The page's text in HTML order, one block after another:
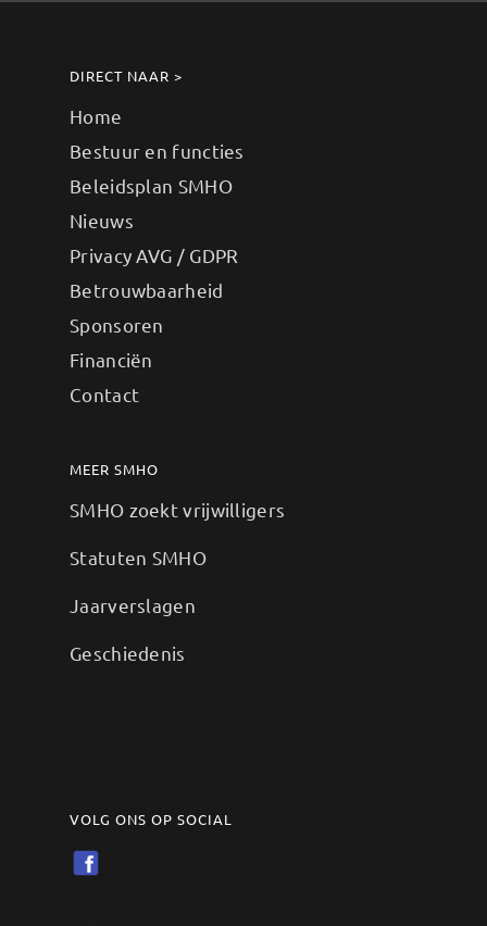
DIRECT NAAR >
Home
Bestuur en functies
Beleidsplan SMHO
Nieuws
Privacy AVG / GDPR
Betrouwbaarheid
Sponsoren
Financiën
Contact
MEER SMHO
SMHO zoekt vrijwilligers
Statuten SMHO
Jaarverslagen
Geschiedenis
VOLG ONS OP SOCIAL